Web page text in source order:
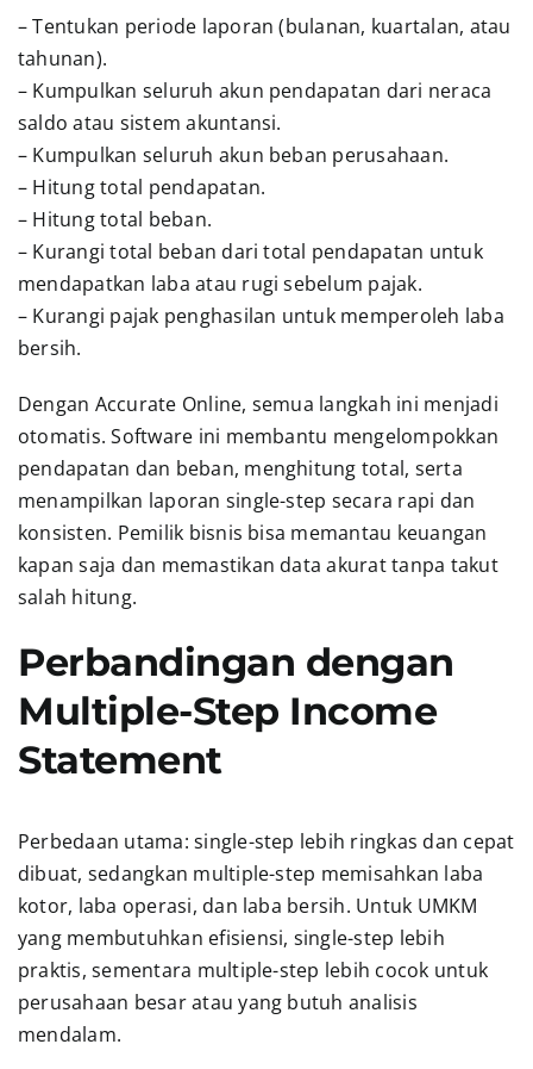
– Tentukan periode laporan (bulanan, kuartalan, atau
tahunan).
– Kumpulkan seluruh akun pendapatan dari neraca
saldo atau sistem akuntansi.
– Kumpulkan seluruh akun beban perusahaan.
– Hitung total pendapatan.
– Hitung total beban.
– Kurangi total beban dari total pendapatan untuk
mendapatkan laba atau rugi sebelum pajak.
– Kurangi pajak penghasilan untuk memperoleh laba
bersih.
Dengan Accurate Online, semua langkah ini menjadi
otomatis. Software ini membantu mengelompokkan
pendapatan dan beban, menghitung total, serta
menampilkan laporan single-step secara rapi dan
konsisten. Pemilik bisnis bisa memantau keuangan
kapan saja dan memastikan data akurat tanpa takut
salah hitung.
Perbandingan dengan
Multiple-Step Income
Statement
Perbedaan utama: single-step lebih ringkas dan cepat
dibuat, sedangkan multiple-step memisahkan laba
kotor, laba operasi, dan laba bersih. Untuk UMKM
yang membutuhkan efisiensi, single-step lebih
praktis, sementara multiple-step lebih cocok untuk
perusahaan besar atau yang butuh analisis
mendalam.